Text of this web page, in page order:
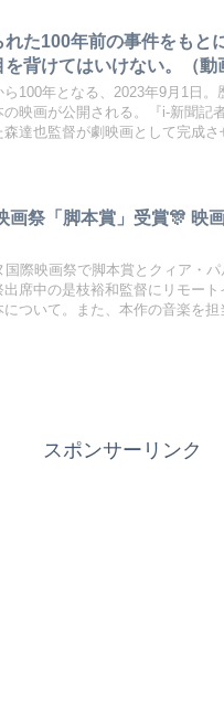
れた100年前の事件をもと
背けてはいけない。（動
ら100年となる、2023年9月1日
の映画が公開される。『i-新聞記
森達也監督が劇映画として完成
画祭「脚本賞」受賞🎊 映
国際映画祭で脚本賞とクィア・
出席中の是枝裕和監督にリモー
について。また、本作の音楽を
スポンサーリンク